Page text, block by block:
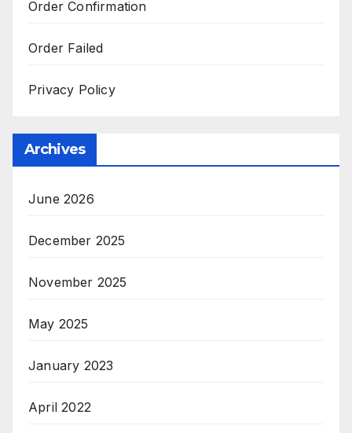
Order Confirmation
Order Failed
Privacy Policy
Archives
June 2026
December 2025
November 2025
May 2025
January 2023
April 2022